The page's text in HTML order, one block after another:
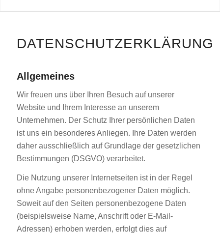
DATENSCHUTZERKLÄRUNG
Allgemeines
Wir freuen uns über Ihren Besuch auf unserer
Website und Ihrem Interesse an unserem
Unternehmen. Der Schutz Ihrer persönlichen Daten
ist uns ein besonderes Anliegen. Ihre Daten werden
daher ausschließlich auf Grundlage der gesetzlichen
Bestimmungen (DSGVO) verarbeitet.
Die Nutzung unserer Internetseiten ist in der Regel
ohne Angabe personenbezogener Daten möglich.
Soweit auf den Seiten personenbezogene Daten
(beispielsweise Name, Anschrift oder E-Mail-
Adressen) erhoben werden, erfolgt dies auf